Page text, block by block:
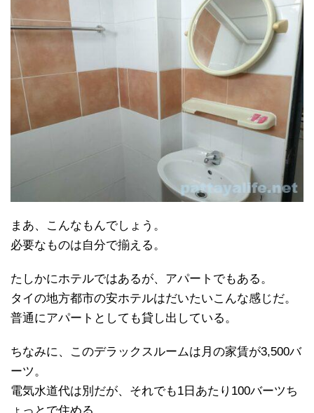
まあ、こんなもんでしょう。
必要なものは自分で揃える。
たしかにホテルではあるが、アパートでもある。
タイの地方都市の安ホテルはだいたいこんな感じだ。
普通にアパートとしても貸し出している。
ちなみに、このデラックスルームは月の家賃が3,500バ
ーツ。
電気水道代は別だが、それでも1日あたり100バーツち